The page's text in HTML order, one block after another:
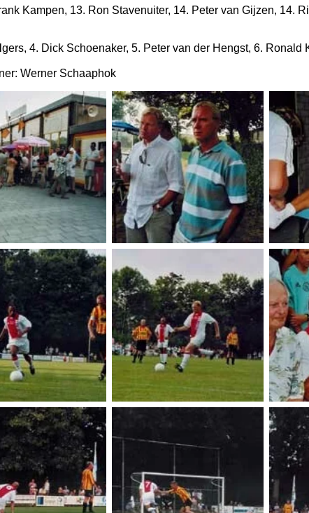
Kampen, 13. Ron Stavenuiter, 14. Peter van Gijzen, 14.
4. Dick Schoenaker, 5. Peter van der Hengst, 6.
Werner Schaaphok